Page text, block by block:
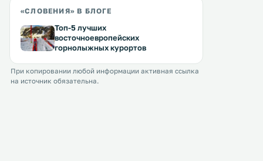
«СЛОВЕНИЯ» В БЛОГЕ
Топ-5 лучших
восточноевропейских
горнолыжных курортов
При копировании любой информации активная ссылка
на источник обязательна.